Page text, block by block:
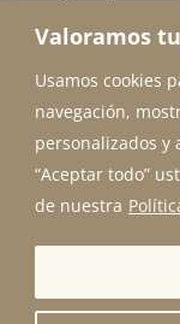
Valoramos
Usamos cookies
navegación,
personalizados y
“Aceptar todo”
de nuestra
982 00 94 07
© Copyright 2024
Diseñado por